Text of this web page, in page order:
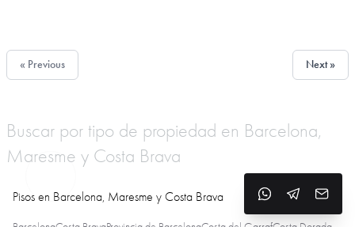
« Previous Next »
Buscar por tipo de propiedad en Barcelona,
Maresme y Costa Brava
Pisos en Barcelona, Maresme y Costa Brava